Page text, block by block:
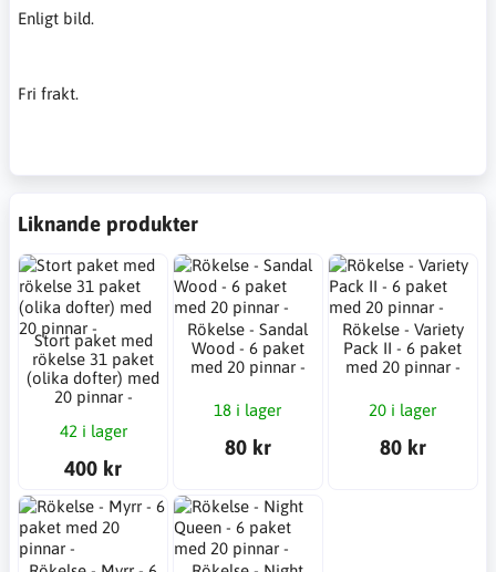
Enligt bild.
Fri frakt.
Liknande produkter
Stort paket med
rökelse 31 paket
(olika dofter) med
20 pinnar -
42 i lager
400 kr
Rökelse - Sandal
Wood - 6 paket
med 20 pinnar -
18 i lager
80 kr
Rökelse - Variety
Pack II - 6 paket
med 20 pinnar -
20 i lager
80 kr